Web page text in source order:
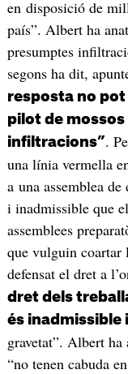
en disposició de
país”. Albert ha
presumptes
segons ha dit,
resposta no pot
pilot de
infiltracions”.
una línia vermella
a una assemblea
i inadmissible que
assemblees
que vulguin coartar
defensat el dret a
dret dels
és inadmissible
gravetat”. Albert ha
“no tenen cabuda